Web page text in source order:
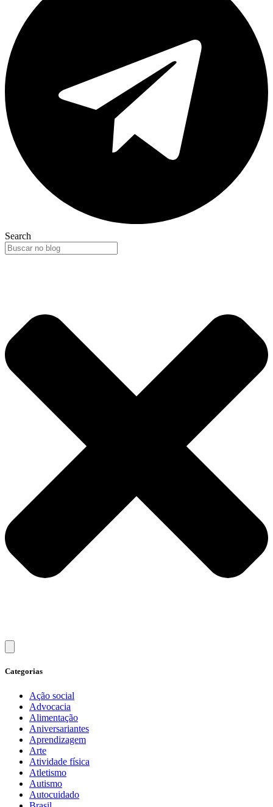
Search
Categorias
Ação social
Advocacia
Alimentação
Aniversariantes
Aprendizagem
Arte
Atividade física
Atletismo
Autismo
Autocuidado